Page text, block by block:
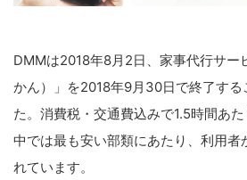
DMMは2018年8月2日、家事代行サー
かん）」を2018年9月30日で終了する
た。消費税・交通費込みで1.5時間あ
中では最も安い部類にあたり、利用者
れています。
Block Data Bank